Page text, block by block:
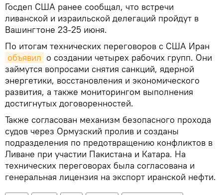
Госдеп США ранее сообщал, что встречи
ливанской и израильской делегаций пройдут в
Вашингтоне 23-25 июня.
По итогам технических переговоров с США Иран
объявил о создании четырех рабочих групп. Они
займутся вопросами снятия санкций, ядерной
энергетики, восстановления и экономического
развития, а также мониторингом выполнения
достигнутых договоренностей.
Также согласован механизм безопасного прохода
судов через Ормузский пролив и созданы
подразделения по предотвращению конфликтов в
Ливане при участии Пакистана и Катара. На
технических переговорах была согласована и
генеральная лицензия на экспорт иранской нефти.